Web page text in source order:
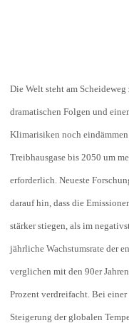
Die Welt steht am
dramatischen Folgen und
Klimarisiken noch
Treibhausgase bis 2050 um
erforderlich. Neueste
darauf hin, dass die
stärker stiegen, als im
jährliche Wachstumsrate der
verglichen mit den 90er
Prozent verdreifacht. Bei einer
Steigerung der globalen